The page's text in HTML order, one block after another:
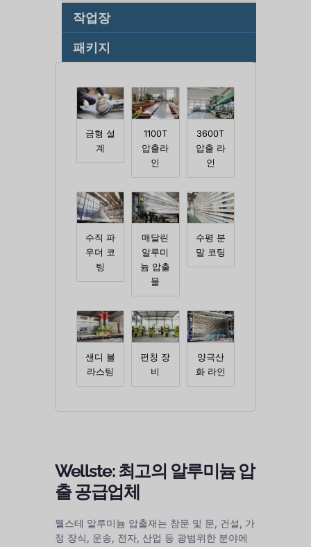
작업장
패키지
금형 설
계
1100T
압출라
인
3600T
압출 라
인
수직 파
우더 코
팅
매달린
알루미
늄 압출
물
수평 분
말 코팅
샌디 블
라스팅
펀칭 장
비
양극산
화 라인
Wellste: 최고의 알루미늄 압
출 공급업체
웰스테 알루미늄 압출재는 창문 및 문, 건설, 가
정 장식, 운송, 전자, 산업 등 광범위한 분야에